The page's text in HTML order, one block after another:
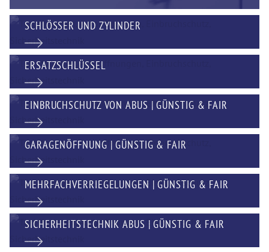
SCHLÖSSER UND ZYLINDER
ERSATZSCHLÜSSEL
EINBRUCHSCHUTZ VON ABUS | GÜNSTIG & FAIR
GARAGENÖFFNUNG | GÜNSTIG & FAIR
MEHRFACHVERRIEGELUNGEN | GÜNSTIG & FAIR
SICHERHEITSTECHNIK ABUS | GÜNSTIG & FAIR